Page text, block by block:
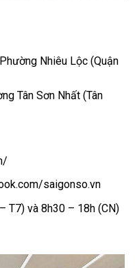
Nhiêu Lộc (Quận
Tân Sơn Nhất (Tân
saigonso.vn
T7) và 8h30 – 18h (CN)